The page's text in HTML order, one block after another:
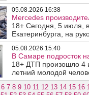
05.08.2026 16:38
Mercedes
18+ Сегодня, 5 июля,
Екатеринбурга, на
05.08.2026 15:40
В Самаре подросток
18+ ДТП произошло 4
летний молодой
6 7 8 9 10 11 12 13 14 15 16